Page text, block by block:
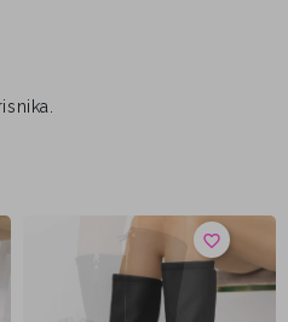
favorite_border